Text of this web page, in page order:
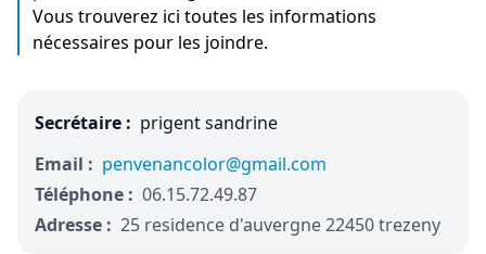
Vous trouverez ici toutes les informations
nécessaires pour les joindre.
Secrétaire : prigent sandrine
Email : penvenancolor@gmail.com
Téléphone : 06.15.72.49.87
Adresse : 25 residence d'auvergne 22450 trezeny